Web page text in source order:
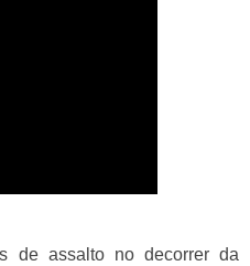
de assalto no decorrer da